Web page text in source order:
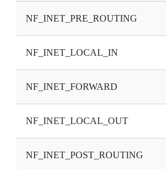
NF_INET_PRE_ROUTING
NF_INET_LOCAL_IN
NF_INET_FORWARD
NF_INET_LOCAL_OUT
NF_INET_POST_ROUTING